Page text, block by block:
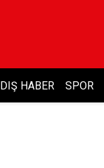
DIŞ HABER SPOR